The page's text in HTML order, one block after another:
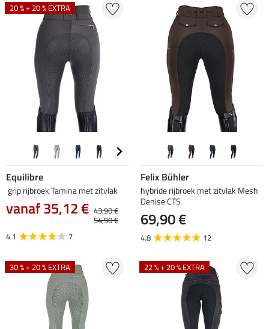
20 % + 20 % EXTRA
Equilibre
grip rijbroek Tamina met zitvlak
vanaf 35,12 € 43,90 €
54,90 €
4.1
7
Felix Bühler
hybride rijbroek met zitvlak Mesh
Denise CTS
69,90 €
4.8 12
30 % + 20 % EXTRA 22 % + 20 % EXTRA